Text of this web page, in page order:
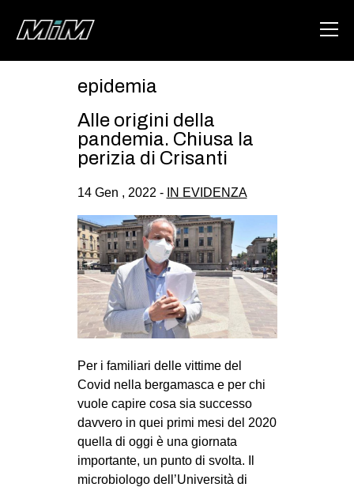
ABOUT
DEGENERAZIONE
GAZA FREESTYLE
CSOA LAMBRETTA
MSM
STUDENTI TSUNAMI
ZAM
MILANO
MOBILITAZIONI
SPAZI
SPORT POPOLARE
MOVIMENTI
epidemia
Alle origini della
pandemia. Chiusa la
perizia di Crisanti
14 Gen , 2022 - IN EVIDENZA
Per i familiari delle vittime del
Covid nella bergamasca e per chi
vuole capire cosa sia successo
davvero in quei primi mesi del 2020
quella di oggi è una giornata
importante, un punto di svolta. Il
microbiologo dell’Università di